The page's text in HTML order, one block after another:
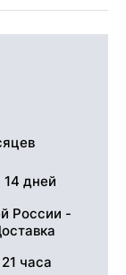
14 дней
России -
часа